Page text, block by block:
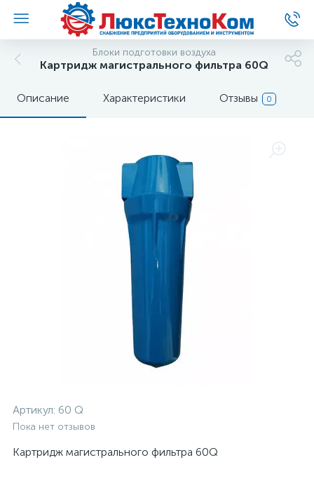
Блоки подготовки воздуха
Картридж магистрального фильтра 60Q
Описание Характеристики Отзывы 0
Артикул: 60 Q
Пока нет отзывов
Картридж магистрального фильтра 60Q